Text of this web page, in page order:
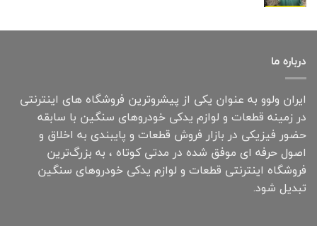
درباره ما
ایران ولوو به عنوان یکی از پیشروترین فروشگاه های اینترنتی
در زمینه قطعات و لوازم یدکی خودروهای سنگین با سابقه
حضور فیزیکی در بازار فروش قطعات و پایبندی به اخلاق و
اصول حرفه ای موفق شده در مدتی کوتاه ، به بزرگ‌ترین
فروشگاه اینترنتی قطعات و لوازم یدکی خودروهای سنگین
تبدیل شود.